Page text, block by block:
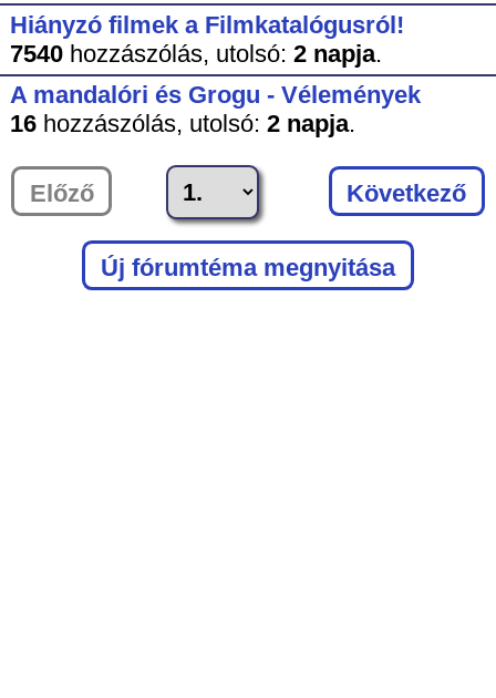
Hiányzó filmek a Filmkatalógusról!
7540hozzászólás, utolsó: 2 napja.
A mandalóri és Grogu - Vélemények
16hozzászólás, utolsó: 2 napja.
Előző Következő
Új fórumtéma megnyitása